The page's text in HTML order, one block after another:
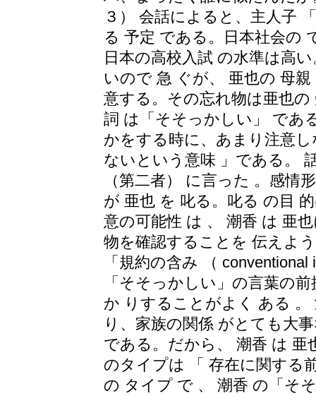
３） 会話によると、主人子
る 予定 である。日本社会の
日本の高校入試 の水準は高
いので 急 ぐが、 亜也の 母
意する。その忘れ物は亜也
詞 は「そそっかしい」 であ
かをする時に、あまり注意
ないという意味 」である。
（第二者） に言った 。感情
が 亜也 を 叱る。叱る の目
意の可能性 は 、 潮香 は 亜
物を確認することを 伝えよ
「規約の含み （
「そそっかしい」の言葉の
か りすることがよく ある
り、家族の関係 がとても大
である。だから、 潮香 は
のタイプは 「 存在に関する
の タイプ で 、 潮香 の「そ